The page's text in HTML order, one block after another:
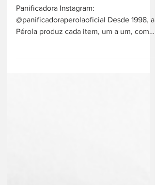
Panificadora Pérola
Panificadora Instagram:
Pérola produz cada item, um a um, com